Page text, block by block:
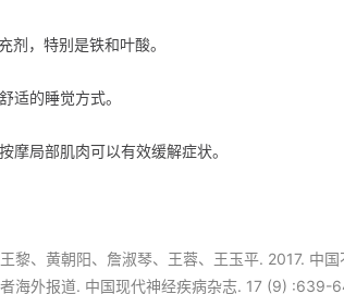
剂，特别是铁和叶酸。
适的睡觉方式。
摩局部肌肉可以有效缓解症状。
黎、黄朝阳、詹淑琴、王蓉、王玉平. 2017. 中国
海外报道. 中国现代神经疾病杂志. 17 (9) :639-